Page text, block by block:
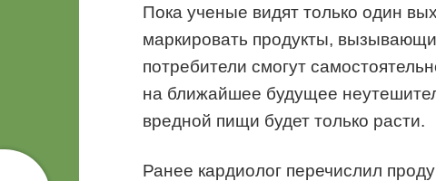
Пока ученые видят только один
маркировать продукты,
потребители смогут
на ближайшее будущее
вредной пищи будет только расти.
Ранее кардиолог перечислил